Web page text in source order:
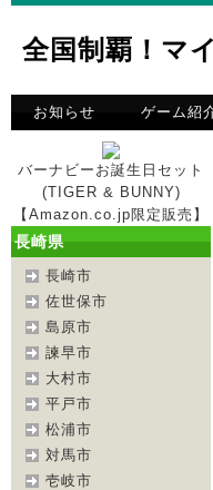
全国制覇！マ
お知らせ ゲーム紹
バーナビーお誕生日セット
(TIGER & BUNNY)
【Amazon.co.jp限定販売】
長崎県
長崎市
佐世保市
島原市
諫早市
大村市
平戸市
松浦市
対馬市
壱岐市